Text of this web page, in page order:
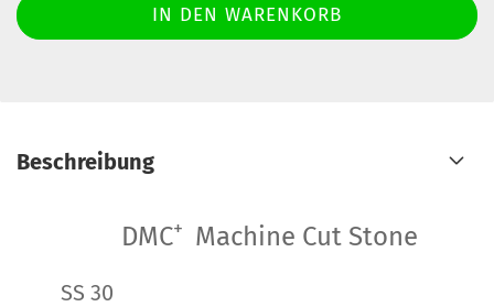
Beschreibung
DMC+ Machine Cut Stone
SS 30